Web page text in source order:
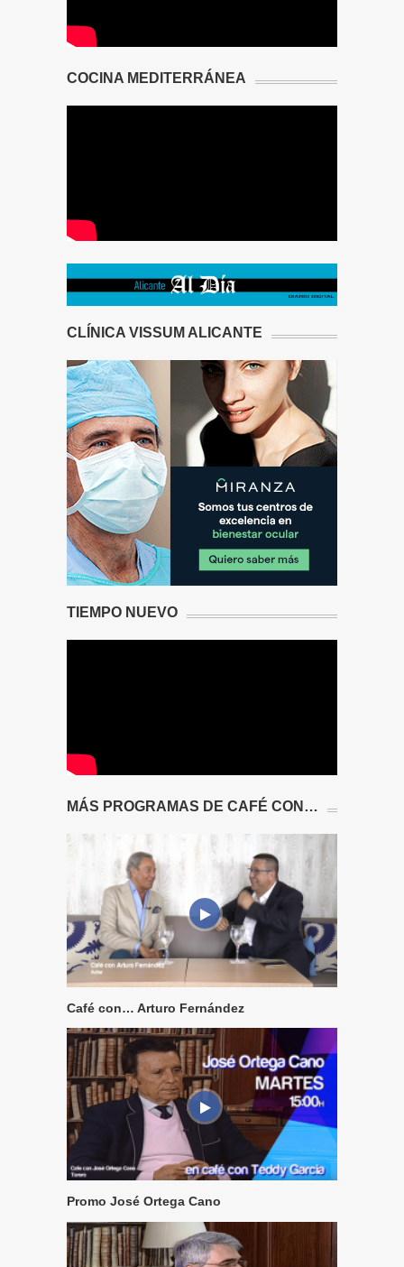
COCINA MEDITERRÁNEA
CLÍNICA VISSUM ALICANTE
TIEMPO NUEVO
MÁS PROGRAMAS DE CAFÉ CON…
Café con… Arturo Fernández
Promo José Ortega Cano